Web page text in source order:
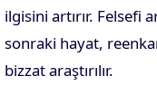
ilgisini artırır. Felsefi
sonraki hayat,
bizzat araştırılır.